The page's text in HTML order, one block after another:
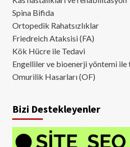
Spina Bifida
Ortopedik Rahatsızlıklar
Friedreich Ataksisi (FA)
Kök Hücre ile Tedavi
Engelliler ve bioenerji yöntemi ile
Omurilik Hasarları (OF)
Bizi Destekleyenler